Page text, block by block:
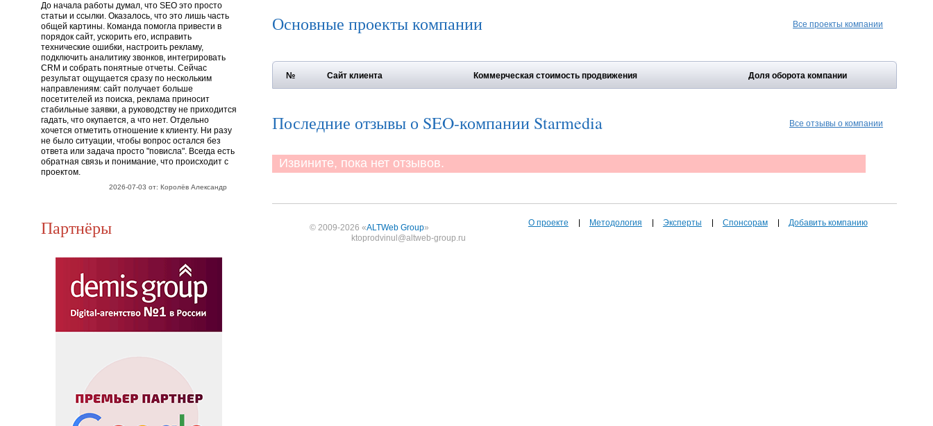
До начала работы думал, что SEO это просто
статьи и ссылки. Оказалось, что это лишь часть
общей картины. Команда помогла привести в
порядок сайт, ускорить его, исправить
технические ошибки, настроить рекламу,
подключить аналитику звонков, интегрировать
CRM и собрать понятные отчеты. Сейчас
результат ощущается сразу по нескольким
направлениям: сайт получает больше
посетителей из поиска, реклама приносит
стабильные заявки, а руководству не приходится
гадать, что окупается, а что нет. Отдельно
хочется отметить отношение к клиенту. Ни разу
не было ситуации, чтобы вопрос остался без
ответа или задача просто "повисла". Всегда есть
обратная связь и понимание, что происходит с
проектом.
2026-07-03 от: Королёв Александр
Партнёры
Основные проекты компании Все проекты компании
№ Сайт клиента Коммерческая стоимость продвижения Доля оборота компании
Последние отзывы о SEO-компании Starmedia Все отзывы о компании
Извините, пока нет отзывов.
© 2009-2026 «ALTWeb Group»
ktoprodvinul@altweb-group.ru
О проекте Методология Эксперты Спонсорам Добавить компанию